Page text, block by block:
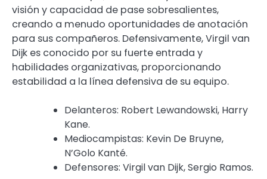
visión y capacidad de pase sobresalientes,
creando a menudo oportunidades de anotación
para sus compañeros. Defensivamente, Virgil van
Dijk es conocido por su fuerte entrada y
habilidades organizativas, proporcionando
estabilidad a la línea defensiva de su equipo.
Delanteros: Robert Lewandowski, Harry
Kane.
Mediocampistas: Kevin De Bruyne,
N’Golo Kanté.
Defensores: Virgil van Dijk, Sergio Ramos.